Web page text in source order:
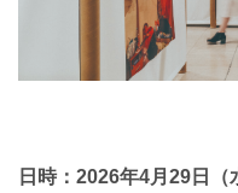
日時：2026年4月29日（